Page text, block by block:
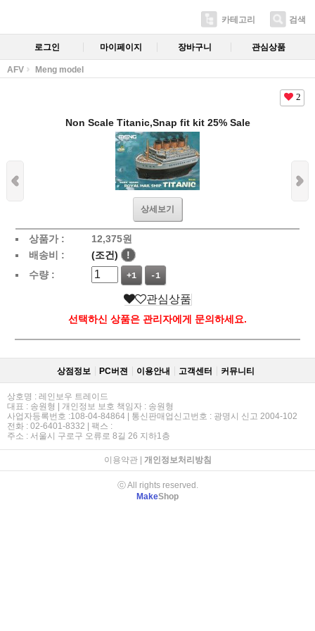
카테고리 검색
로그인 마이페이지 장바구니 관심상품
AFV Meng model
2
Non Scale Titanic,Snap fit kit 25% Sale
상세보기
상품가 : 12,375원
배송비 :
(조건)
!
수량 :
+1 -1
관심상품
선택하신 상품은 관리자에게 문의하세요.
상점정보 PC버젼 이용안내 고객센터 커뮤니티
상호명 : 레인보우 트레이드
대표 : 송원형 | 개인정보 보호 책임자 : 송원형
사업자등록번호 :108-04-84864 | 통신판매업신고번호 : 광명시 신고 2004-102
전화 : 02-6401-8332 | 팩스 :
주소 : 서울시 구로구 오류로 8길 26 지하1층
이용약관| 개인정보처리방침
ⓒ All rights reserved.
MakeShop